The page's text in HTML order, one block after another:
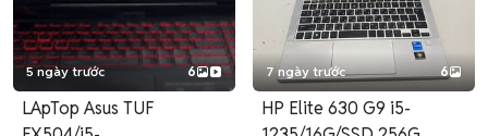
5 ngày trước 6
LApTop Asus TUF
7 ngày trước 6
HP Elite 630 G9 i5-